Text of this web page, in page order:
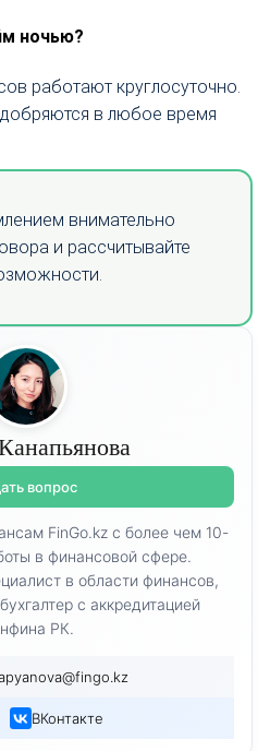
ночью?
работают круглосуточно.
в любое время
внимательно
и рассчитывайте
вопрос
FinGo.kz с более чем 10-
в финансовой сфере.
в области финансов,
с аккредитацией
РК.
ВКонтакте